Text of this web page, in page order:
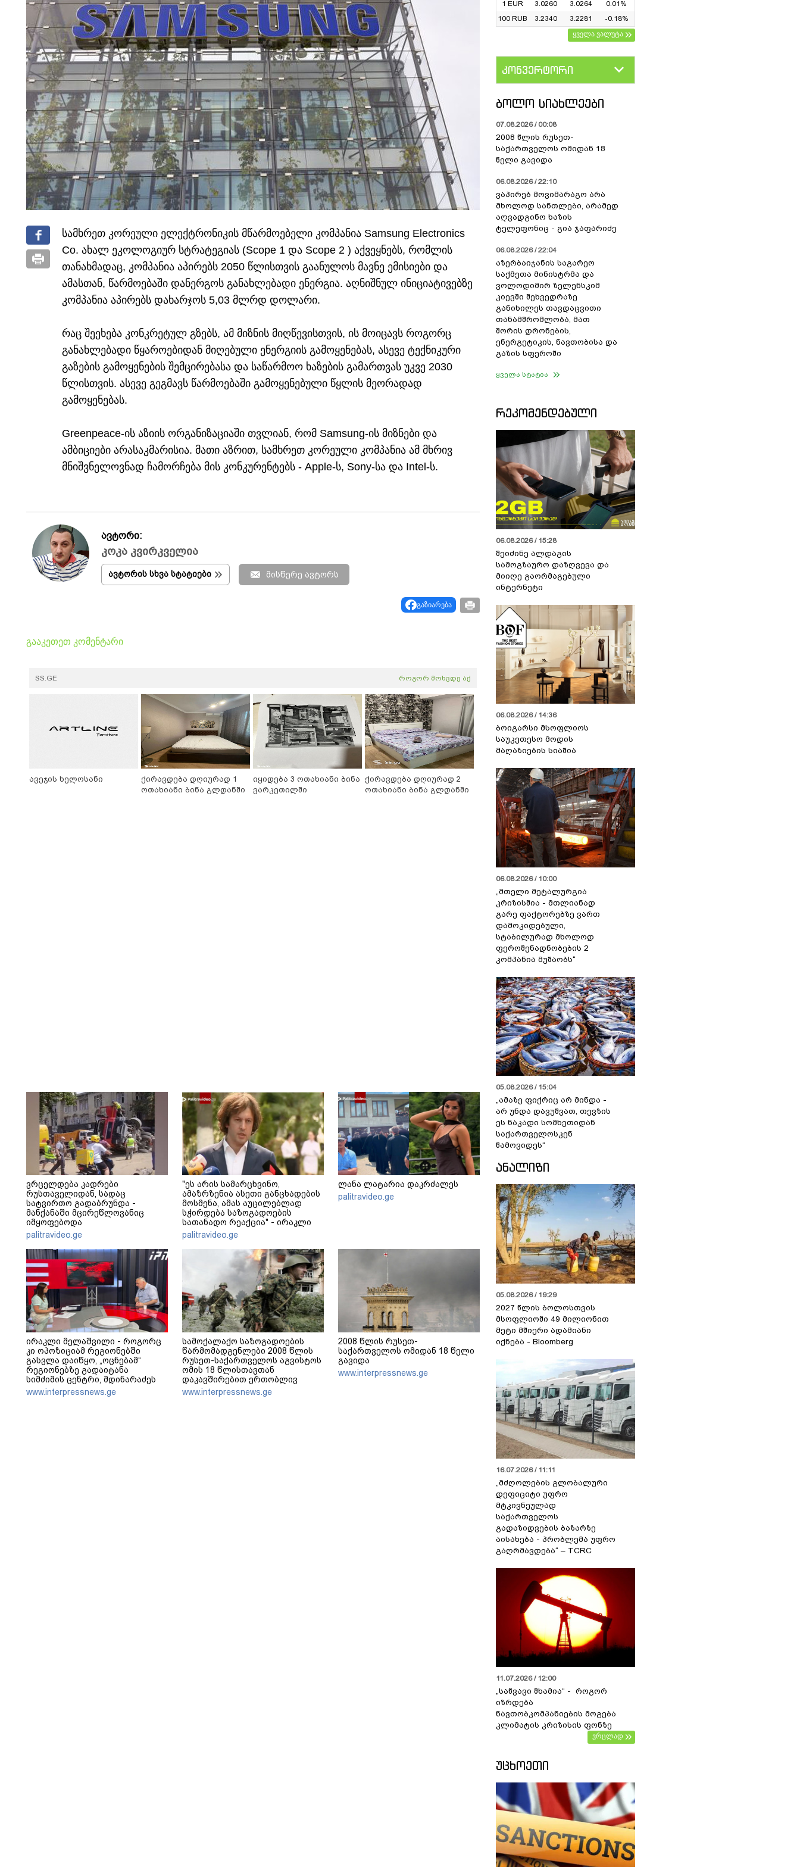
სამხრეთ კორეული ელექტრონიკის მწარმოებელი კომპანია Samsung Electronics
Co. ახალ ეკოლოგიურ სტრატეგიას (Scope 1 და Scope 2 ) აქვეყნებს, რომლის
თანახმადაც, კომპანია აპირებს 2050 წლისთვის გაანულოს მავნე ემისიები და
ამასთან, წარმოებაში დანერგოს განახლებადი ენერგია. აღნიშნულ ინიციატივებზე
კომპანია აპირებს დახარჯოს 5,03 მლრდ დოლარი.
რაც შეეხება კონკრეტულ გზებს, ამ მიზნის მიღწევისთვის, ის მოიცავს როგორც
განახლებადი წყაროებიდან მიღებული ენერგიის გამოყენებას, ასევე ტექნიკური
გაზების გამოყენების შემცირებასა და საწარმოო ხაზების გამართვას უკვე 2030
წლისთვის. ასევე გეგმავს წარმოებაში გამოყენებული წყლის მეორადად
გამოყენებას.
Greenpeace-ის აზიის ორგანიზაციაში თვლიან, რომ Samsung-ის მიზნები და
ამბიციები არასაკმარისია. მათი აზრით, სამხრეთ კორეული კომპანია ამ მხრივ
მნიშვნელოვნად ჩამორჩება მის კონკურენტებს - Apple-ს, Sony-სა და Intel-ს.
ავტორი:
კოკა კვირკველია
ავტორის სხვა სტატიები მისწერე ავტორს
გაზიარება
გააკეთეთ კომენტარი
SS.GE როგორ მოხვდე აქ
ავეჯის ხელოსანი
ქირავდება დღიურად 1
ოთახიანი ბინა გლდანში
იყიდება 3 ოთახიანი ბინა
ვარკეთილში
ქირავდება დღიურად 2
ოთახიანი ბინა გლდანში
ვრცელდება კადრები
რუსთაველიდან, სადაც
სატვირთო გადაბრუნდა -
მანქანაში მცირეწლოვანიც
იმყოფებოდა
palitravideo.ge
"ეს არის სამარცხვინო,
ამაზრზენია ასეთი განცხადების
მოსმენა, ამას აუცილებლად
სჭირდება საზოგადოების
სათანადო რეაქცია" - ირაკლი
კობახიძე
palitravideo.ge
ლანა ლატარია დაკრძალეს
palitravideo.ge
ირაკლი მელაშვილი - როგორც
კი ოპოზიციამ რეგიონებში
გასვლა დაიწყო, „ოცნებამ“
რეგიონებზე გადაიტანა
სიმძიმის ცენტრი, მდინარაძეს
პოლიტიკური ფუნქცია ექნება:
არჩევნებისთვის მოამზადოს
www.interpressnews.ge
სამოქალაქო საზოგადოების
წარმომადგენლები 2008 წლის
რუსეთ-საქართველოს აგვისტოს
ომის 18 წლისთავთან
დაკავშირებით ერთობლივ
განცხადებას ავრცელებენ
www.interpressnews.ge
2008 წლის რუსეთ-
საქართველოს ომიდან 18 წელი
გავიდა
www.interpressnews.ge
1 EUR
3.0260 3.0264
0.01%
100 RUB
3.2340 3.2281
-0.18%
ყველა ვალუტა
კონვერტორი
ᲑᲝᲚᲝ ᲡᲘᲐᲮᲚᲔᲔᲑᲘ
07.08.2026 / 00:08
2008 წლის რუსეთ-
საქართველოს ომიდან 18
წელი გავიდა
06.08.2026 / 22:10
ვაპირებ მოვიმარაგო არა
მხოლოდ სანთლები, არამედ
აღვადგინო ხაზის
ტელეფონიც - გია ჯაფარიძე
06.08.2026 / 22:04
აზერბაიჯანის საგარეო
საქმეთა მინისტრმა და
ვოლოდიმირ ზელენსკიმ
კიევში შეხვედრაზე
განიხილეს თავდაცვითი
თანამშრომლობა, მათ
შორის დრონების,
ენერგეტიკის, ნავთობისა და
გაზის სფეროში
ყველა სტატია
ᲠᲔᲙᲝᲛᲔᲜᲓᲔᲑᲣᲚᲘ
06.08.2026 / 15:28
შეიძინე ალდაგის
სამოგზაურო დაზღვევა და
მიიღე გაორმაგებული
ინტერნეტი
06.08.2026 / 14:36
ბოიგარსი მსოფლიოს
საუკეთესო მოდის
მაღაზიების სიაშია
06.08.2026 / 10:00
„მთელი მეტალურგია
კრიზისშია - მთლიანად
გარე ფაქტორებზე ვართ
დამოკიდებული,
სტაბილურად მხოლოდ
ფეროშენადნობების 2
კომპანია მუშაობს“
05.08.2026 / 15:04
„ამაზე ფიქრიც არ მინდა -
არ უნდა დავუშვათ, თევზის
ეს ნაკადი სომხეთიდან
საქართველოსკენ
წამოვიდეს“
ᲐᲜᲐᲚᲘᲖᲘ
05.08.2026 / 19:29
2027 წლის ბოლოსთვის
მსოფლიოში 49 მილიონით
მეტი მშიერი ადამიანი
იქნება - Bloomberg
16.07.2026 / 11:11
„მძღოლების გლობალური
დეფიციტი უფრო
მტკივნეულად
საქართველოს
გადაზიდვების ბაზარზე
აისახება - პრობლემა უფრო
გაღრმავდება“ – TCRC
11.07.2026 / 12:00
„საწვავი შხამია“ - როგორ
იზრდება
ნავთობკომპანიების მოგება
კლიმატის კრიზისის ფონზე
ვრცლად
ᲣᲪᲮᲝᲔᲗᲘ